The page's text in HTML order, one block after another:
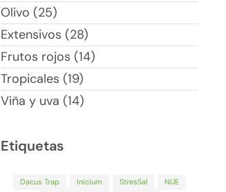
Olivo (25)
Extensivos (28)
Frutos rojos (14)
Tropicales (19)
Viña y uva (14)
Etiquetas
Dacus Trap Inicium StresSal NUE